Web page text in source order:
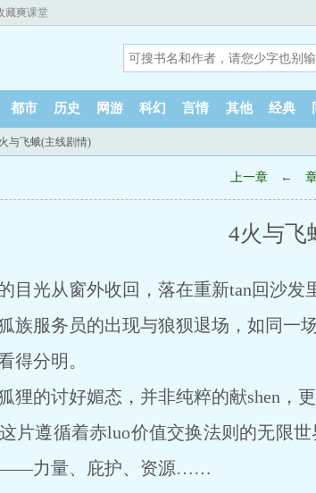
藏爽课堂
都市 历史 网游 科幻 言情 其他 经典
与飞蛾(主线剧情)
上一章 ←
4火与飞
目光从窗外收回，落在重新tan回沙发
服务员的出现与狼狈退场，如同一场
分明。
的讨好媚态，并非纯粹的献shen，更
遵循着赤luo价值交换法则的无限世
——力量、庇护、资源……